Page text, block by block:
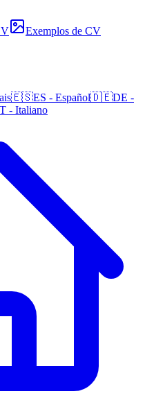
Exemplos de CV
🇪🇸ES - Español🇩🇪DE -
- Italiano